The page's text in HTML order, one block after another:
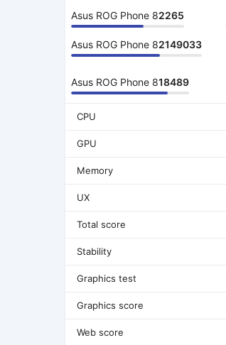
Asus ROG Phone 82265
Asus ROG Phone 82149033
Asus ROG Phone 818489
CPU
GPU
Memory
UX
Total score
Stability
Graphics test
Graphics score
Web score